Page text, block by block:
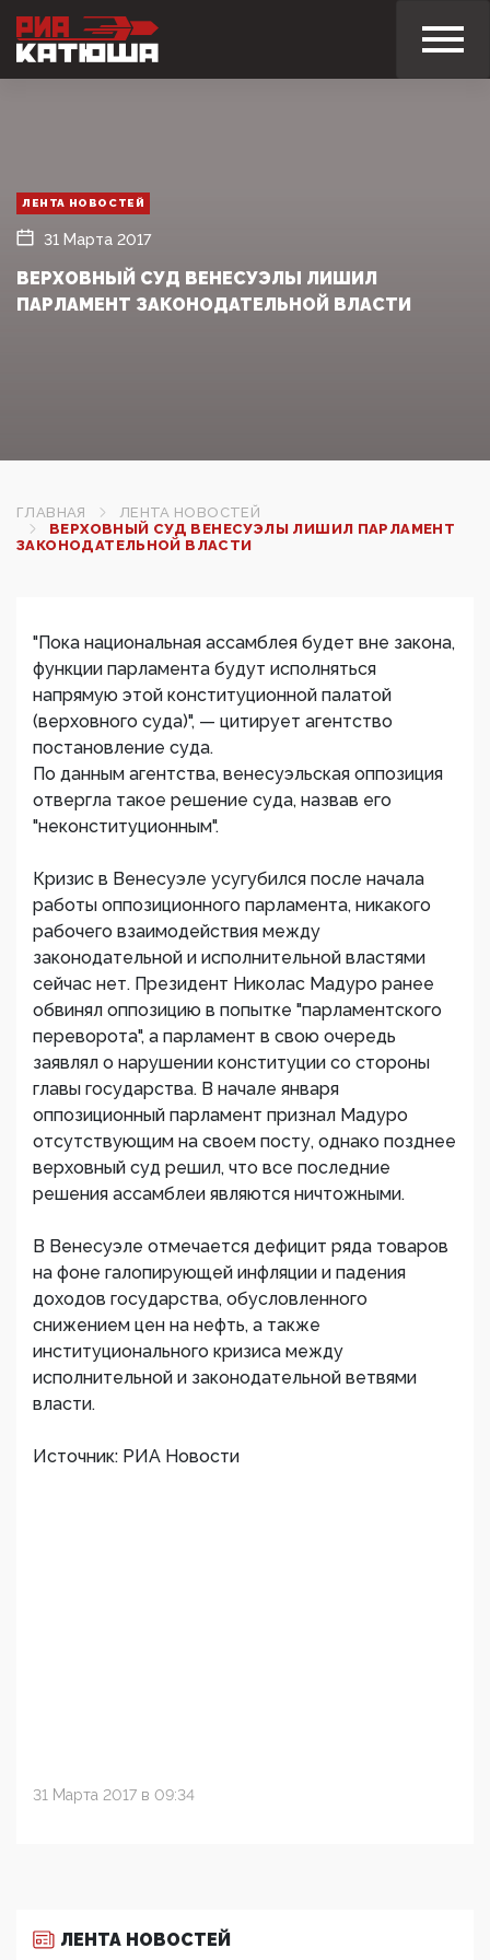
ЛЕНТА НОВОСТЕЙ
31 Марта 2017
ВЕРХОВНЫЙ СУД ВЕНЕСУЭЛЫ ЛИШИЛ
ПАРЛАМЕНТ ЗАКОНОДАТЕЛЬНОЙ ВЛАСТИ‍
ГЛАВНАЯ
ЛЕНТА НОВОСТЕЙ
ВЕРХОВНЫЙ СУД ВЕНЕСУЭЛЫ ЛИШИЛ ПАРЛАМЕНТ
ЗАКОНОДАТЕЛЬНОЙ ВЛАСТИ‍
"Пока национальная ассамблея будет вне закона,
функции парламента будут исполняться
напрямую этой конституционной палатой
(верховного суда)", — цитирует агентство
постановление суда.
По данным агентства, венесуэльская оппозиция
отвергла такое решение суда, назвав его
"неконституционным".
Кризис в Венесуэле усугубился после начала
работы оппозиционного парламента, никакого
рабочего взаимодействия между
законодательной и исполнительной властями
сейчас нет. Президент Николас Мадуро ранее
обвинял оппозицию в попытке "парламентского
переворота", а парламент в свою очередь
заявлял о нарушении конституции со стороны
главы государства. В начале января
оппозиционный парламент признал Мадуро
отсутствующим на своем посту, однако позднее
верховный суд решил, что все последние
решения ассамблеи являются ничтожными.
В Венесуэле отмечается дефицит ряда товаров
на фоне галопирующей инфляции и падения
доходов государства, обусловленного
снижением цен на нефть, а также
институционального кризиса между
исполнительной и законодательной ветвями
власти.
Источник: РИА Новости
31 Марта 2017 в 09:34
ЛЕНТА НОВОСТЕЙ